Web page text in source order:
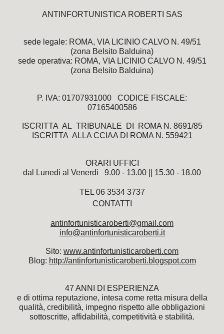
ANTINFORTUNISTICA ROBERTI SAS
sede legale: ROMA, VIA LICINIO CALVO N. 49/51
(zona Belsito Balduina)
sede operativa: ROMA, VIA LICINIO CALVO N. 49/51
(zona Belsito Balduina)
P. IVA: 01707931000 CODICE FISCALE:
07165400586
ISCRITTA AL TRIBUNALE DI ROMA N. 8691/85
ISCRITTA ALLA CCIAA DI ROMA N. 559421
ORARI UFFICI
dal Lunedì al Venerdì 9.00 - 13.00 || 15.30 - 18.00
TEL 06 3534 3737
CONTATTI
antinfortunisticaroberti@gmail.com
info@antinfortunisticaroberti.it
Sito: www.antinfortunisticaroberti.com
Blog: http://antinfortunisticaroberti.blogspot.com
47 ANNI DI ESPERIENZA
e di ottima reputazione, intesa come retta misura della
qualità, credibilità, impegno rispetto alle obbligazioni
sottoscritte, affidabilità, competitività e stabilità.